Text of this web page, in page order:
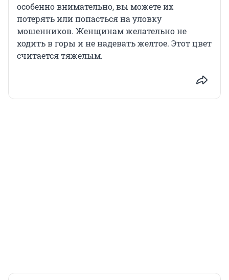
особенно внимательно, вы можете их
потерять или попасться на уловку
мошенников. Женщинам желательно не
ходить в горы и не надевать желтое. Этот цвет
считается тяжелым.